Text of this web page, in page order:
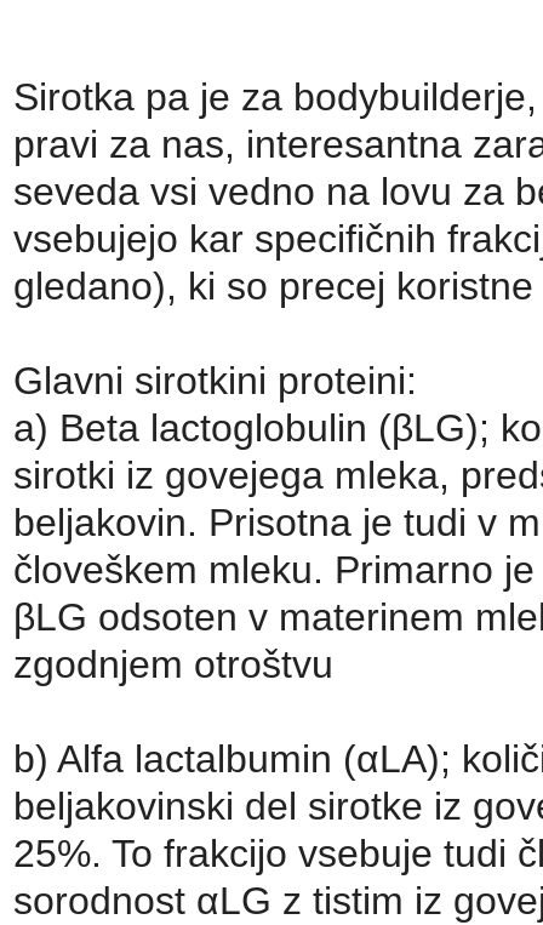
Sirotka pa je za
pravi za nas, interesantna
seveda vsi vedno na lovu za
vsebujejo kar specifičnih
gledano), ki so precej
Glavni sirotkini proteini:
a) Beta lactoglobulin (βLG);
sirotki iz govejega mleka,
beljakovin. Prisotna je tudi v
človeškem mleku. Primarno
βLG odsoten v materinem
zgodnjem otroštvu
b) Alfa lactalbumin (αLA);
beljakovinski del sirotke iz
25%. To frakcijo vsebuje tudi
sorodnost αLG z tistim iz